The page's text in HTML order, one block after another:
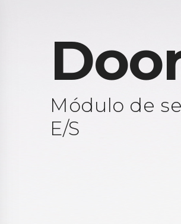
Módulo de
E/S